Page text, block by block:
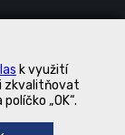
k využití
zkvalitňovat
„OK“.